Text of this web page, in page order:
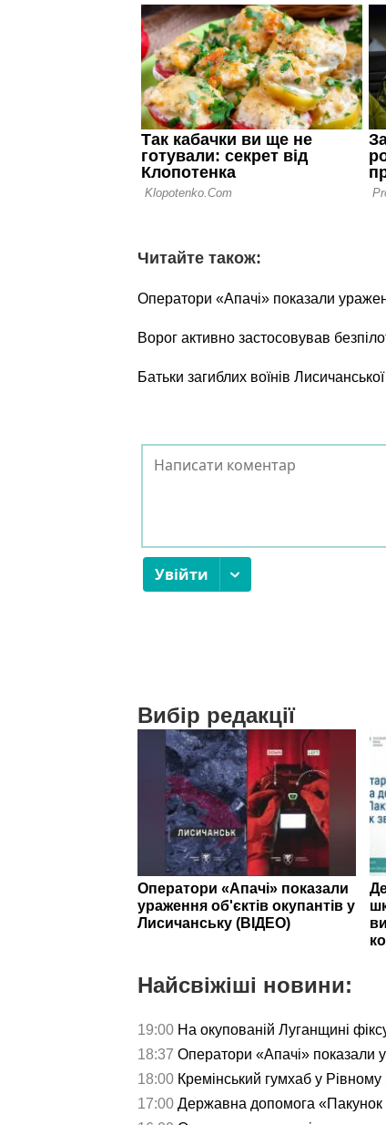
Читайте також:
Оператори «Апачі» показали
Ворог активно застосовував
Батьки загиблих воїнів
Вибір редакції
Оператори «Апачі» показали
ураження об'єктів окупантів у
Лисичанську (ВІДЕО)
Найсвіжіші новини:
19:00 На окупованій Луганщині
18:37 Оператори «Апачі» показали
18:00 Кремінський гумхаб у
17:00 Державна допомога «Пакунок